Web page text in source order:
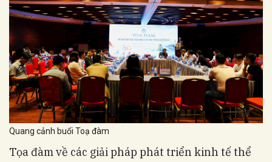
Quang cảnh buổi Toạ đàm
Tọa đàm về các giải pháp phát triển kinh tế thể